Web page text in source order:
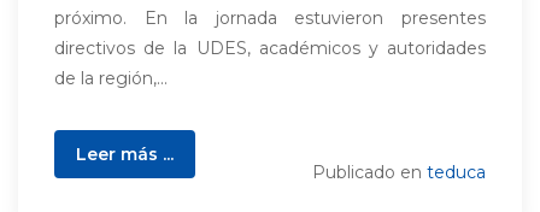
próximo. En la jornada estuvieron presentes
directivos de la UDES, académicos y autoridades
de la región,...
Leer más ...
Publicado en teduca